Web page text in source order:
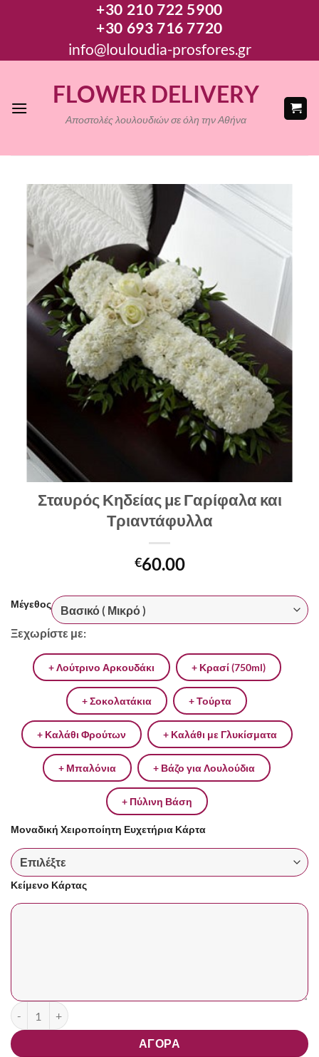
+30 210 722 5900
+30 693 716 7720
info@louloudia-prosfores.gr
FLOWER DELIVERY
Αποστολές λουλουδιών σε όλη την Αθήνα
Σταυρός Κηδείας με Γαρίφαλα και
Τριαντάφυλλα
€60.00
Μέγεθος
Ξεχωρίστε με:
+ Λούτρινο Αρκουδάκι + Κρασί (750ml)
+ Σοκολατάκια + Τούρτα
+ Καλάθι Φρούτων + Καλάθι με Γλυκίσματα
+ Μπαλόνια + Βάζο για Λουλούδια
+ Πύλινη Βάση
Μοναδική Χειροποίητη Ευχετήρια Κάρτα
Κείμενο Κάρτας
Σταυρός Κηδείας με Γαρίφαλα και Τριαντάφυλλα ποσότητα
ΑΓΟΡΑ